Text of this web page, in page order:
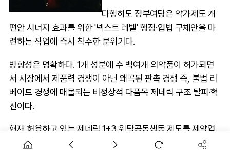
다행히도 정부여당은 약가제도 개
편안 시너지 효과를 위한 '넥스트 레벨' 행정·입법 구체안을 마
련하는 작업에 즉시 착수한 분위기다.
방향성은 명확하다. 1개 성분에 수 백여개 의약품이 허가되면
서 시장에서 제품력 경쟁이 아닌 왜곡된 판촉 경쟁 즉, 불법 리
베이트 경쟁에 매몰되는 비정상적 다품목 제네릭 구조 탈피·혁
신이다.
현재 허용하고 있는 제네릭 1+3 위탁공동생동 제도를 제약업
계와 직능단체, 학계 의견을 폭넓게 수렴해 축소·철폐하고, 의